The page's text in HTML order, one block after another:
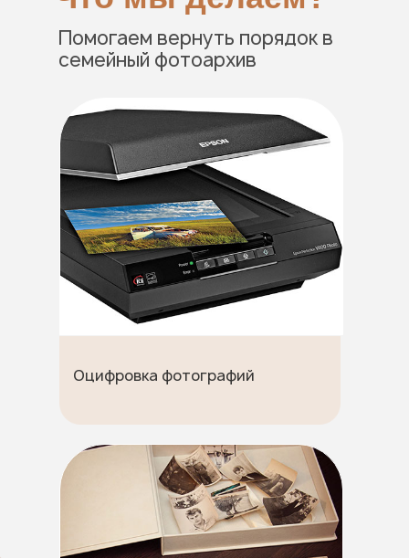
Помогаем вернуть порядок в
семейный фотоархив
Оцифровка фотографий